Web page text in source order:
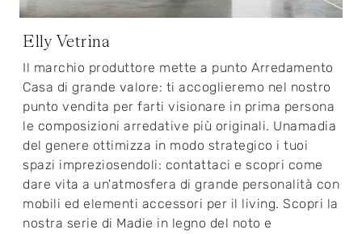
Elly Vetrina
Il marchio produttore mette a punto Arredamento
Casa di grande valore: ti accoglieremo nel nostro
punto vendita per farti visionare in prima persona
le composizioni arredative più originali. Unamadia
del genere ottimizza in modo strategico i tuoi
spazi impreziosendoli: contattaci e scopri come
dare vita a un'atmosfera di grande personalità con
mobili ed elementi accessori per il living. Scopri la
nostra serie di Madie in legno del noto e